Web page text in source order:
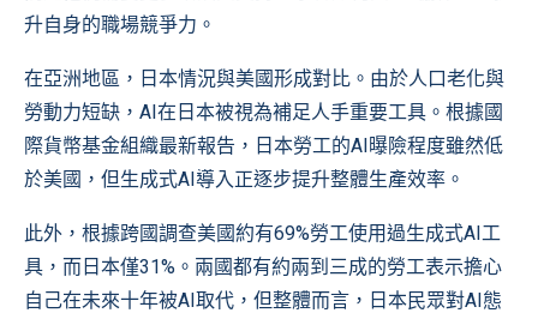
升自身的職場競爭力。
在亞洲地區，日本情況與美國形成對比。由於人口老化與
勞動力短缺，AI在日本被視為補足人手重要工具。根據國
際貨幣基金組織最新報告，日本勞工的AI曝險程度雖然低
於美國，但生成式AI導入正逐步提升整體生產效率。
此外，根據跨國調查美國約有69%勞工使用過生成式AI工
具，而日本僅31%。兩國都有約兩到三成的勞工表示擔心
自己在未來十年被AI取代，但整體而言，日本民眾對AI態